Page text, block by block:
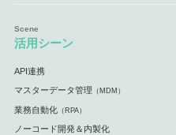
活用シーン
API連携
マスターデータ管理 （MDM）
業務自動化（RPA）
ノーコード開発＆内製化